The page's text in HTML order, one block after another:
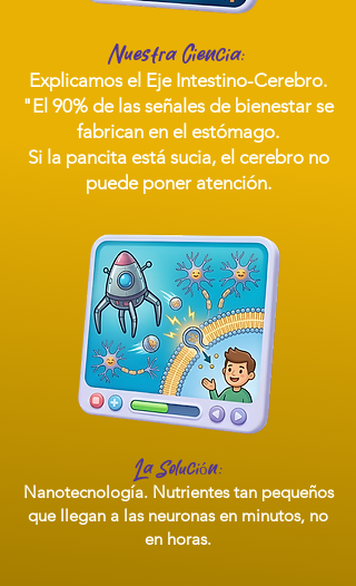
Nuestra Ciencia:
Explicamos el Eje Intestino-Cerebro.
"El 90% de las señales de bienestar se
fabrican en el estómago.
Si la pancita está sucia, el cerebro no
puede poner atención.
La Solución:
Nanotecnología. Nutrientes tan pequeños
que llegan a las neuronas en minutos, no
en horas.